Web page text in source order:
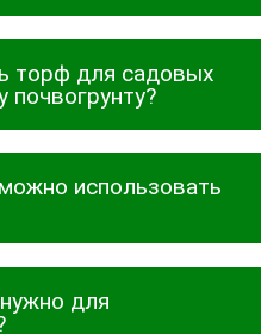
торф для садовых
почвогрунту?
использовать
для